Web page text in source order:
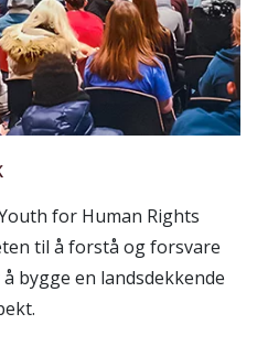
for Human Rights
til å forstå og forsvare
bygge en landsdekkende